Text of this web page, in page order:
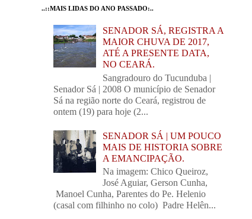
..::MAIS LIDAS DO ANO PASSADO:..
SENADOR SÁ, REGISTRA A
MAIOR CHUVA DE 2017,
ATÉ A PRESENTE DATA,
NO CEARÁ.
Sangradouro do Tucunduba |
Senador Sá | 2008 O município de Senador
Sá na região norte do Ceará, registrou de
ontem (19) para hoje (2...
SENADOR SÁ | UM POUCO
MAIS DE HISTORIA SOBRE
A EMANCIPAÇÃO.
Na imagem: Chico Queiroz,
José Aguiar, Gerson Cunha,
Manoel Cunha, Parentes do Pe. Helenio
(casal com filhinho no colo) Padre Helên...